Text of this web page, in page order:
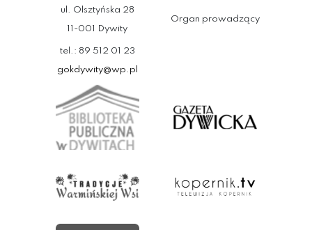
ul. Olsztyńska 28
11-001 Dywity
tel.: 89 512 01 23
gokdywity@wp.pl
Organ prowadzący